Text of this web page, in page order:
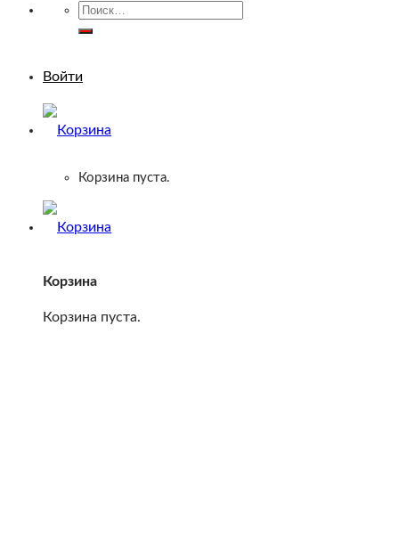
Искать:
Войти
Корзина пуста.
Корзина
Корзина пуста.